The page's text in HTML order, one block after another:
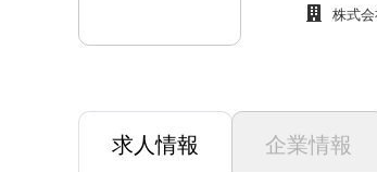
株式会
求人情報 企業情報